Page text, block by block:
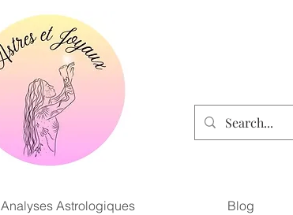
Analyses Astrologiques Blog